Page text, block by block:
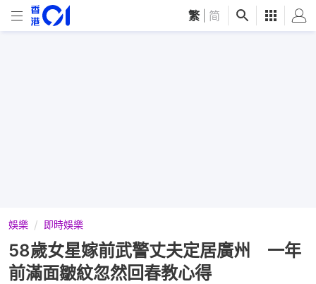
繁 简
娛樂 即時娛樂
58歲女星嫁前武警丈夫定居廣州 一年
前滿面皺紋忽然回春教心得